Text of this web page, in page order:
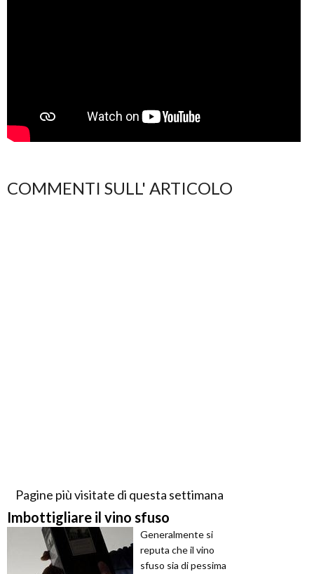
COMMENTI SULL' ARTICOLO
Pagine più visitate di questa settimana
Imbottigliare il vino sfuso
Generalmente si
reputa che il vino
sfuso sia di pessima